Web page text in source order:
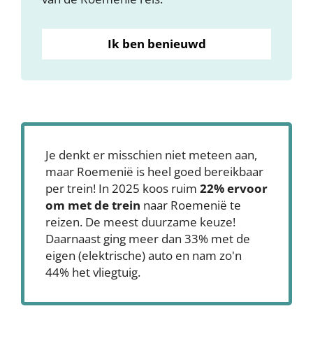
Ik ben benieuwd
Je denkt er misschien niet meteen aan,
maar Roemenië is heel goed bereikbaar
per trein! In 2025 koos ruim 22% ervoor
om met de trein naar Roemenië te
reizen. De meest duurzame keuze!
Daarnaast ging meer dan 33% met de
eigen (elektrische) auto en nam zo'n
44% het vliegtuig.